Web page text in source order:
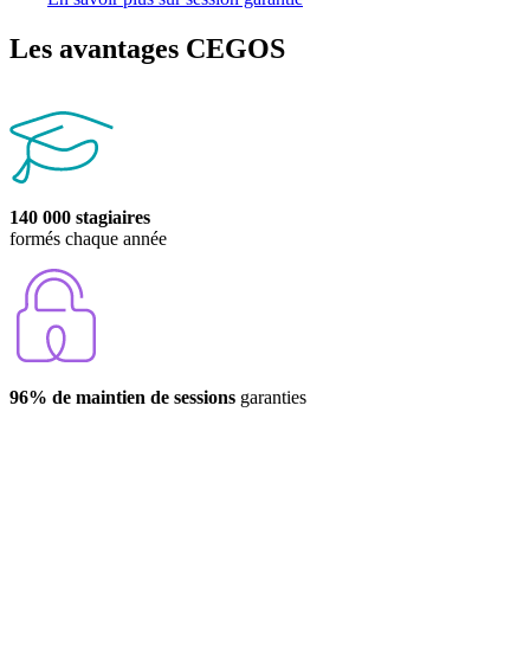
Les avantages CEGOS
140 000 stagiaires
formés chaque année
96% de maintien de sessions garanties